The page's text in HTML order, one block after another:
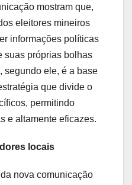
mostram que,
eleitores mineiros
informações políticas
próprias bolhas
segundo ele, é a base
que divide o
permitindo
e altamente eficazes.
locais
nova comunicação